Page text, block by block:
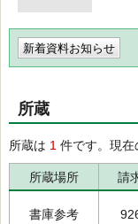
新着資料お知らせ
所蔵
所蔵は 1 件です。現在
所蔵場所 請
書庫参考